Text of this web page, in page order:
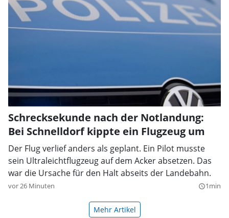
Schrecksekunde nach der Notlandung:
Bei Schnelldorf kippte ein Flugzeug um
Der Flug verlief anders als geplant. Ein Pilot musste
sein Ultraleichtflugzeug auf dem Acker absetzen. Das
war die Ursache für den Halt abseits der Landebahn.
vor 26 Minuten query_builder1min
Mehr Artikel